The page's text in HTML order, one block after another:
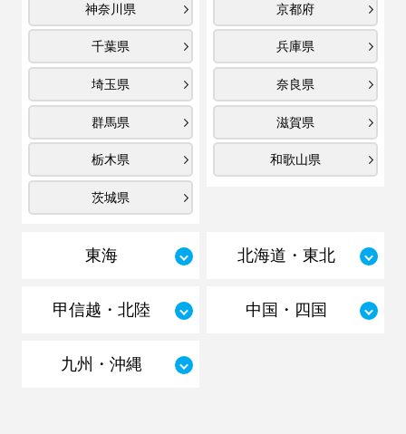
神奈川県
千葉県
埼玉県
群馬県
栃木県
茨城県
京都府
兵庫県
奈良県
滋賀県
和歌山県
東海 北海道・東北
甲信越・北陸 中国・四国
九州・沖縄